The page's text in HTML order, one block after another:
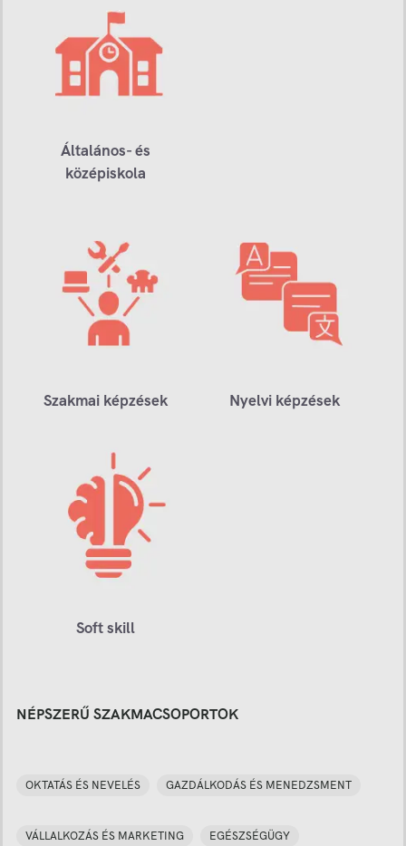
Általános- és
középiskola
Szakmai képzések Nyelvi képzések
Soft skill
NÉPSZERŰ SZAKMACSOPORTOK
OKTATÁS ÉS NEVELÉS GAZDÁLKODÁS ÉS MENEDZSMENT
VÁLLALKOZÁS ÉS MARKETING EGÉSZSÉGÜGY